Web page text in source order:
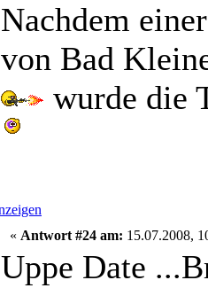
Nachdem
von Bad
wurde die
« Antwort #24 am: 15.07.2008,
Uppe Date